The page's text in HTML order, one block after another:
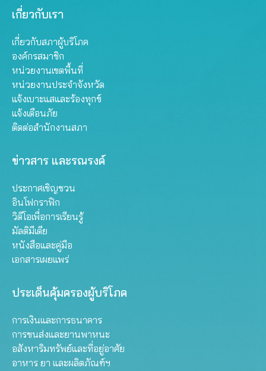
เกี่ยวกับเรา
เกี่ยวกับสภาผู้บริโภค
องค์กรสมาชิก
หน่วยงานเขตพื้นที่
หน่วยงานประจำจังหวัด
แจ้งเบาะแสและร้องทุกข์
แจ้งเตือนภัย
ติดต่อสำนักงานสภา
ข่าวสาร และรณรงค์
ประกาศเชิญชวน
อินโฟกราฟิก
วิดีโอเพื่อการเรียนรู้
มัลติมีเดีย
หนังสือและคู่มือ
เอกสารเผยแพร่
ประเด็นคุ้มครองผู้บริโภค
การเงินและการธนาคาร
การขนส่งและยานพาหนะ
อสังหาริมทรัพย์และที่อยู่อาศัย
อาหาร ยา และผลิตภัณฑ์ฯ